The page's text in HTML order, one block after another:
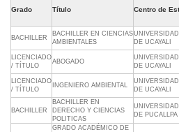
Grado Título Centro de
BACHILLER
BACHILLER EN CIENCIAS
AMBIENTALES
DE UCAYALI
LICENCIADO
/ TÍTULO
ABOGADO
DE UCAYALI
LICENCIADO
/ TÍTULO
INGENIERO AMBIENTAL
DE UCAYALI
BACHILLER
BACHILLER EN
DERECHO Y CIENCIAS
POLITICAS
DE PUCALLPA
GRADO ACADÉMICO DE